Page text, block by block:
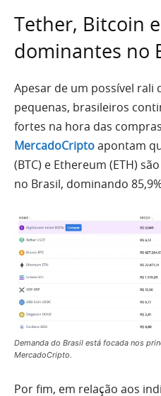
Tether, Bitcoin
dominantes no
Apesar de um possível rali
pequenas, brasileiros
fortes na hora das
MercadoCriptoapontam
(BTC) e Ethereum (ETH)
no Brasil, dominando
Demanda do Brasil está focada nos
MercadoCripto.
Por fim, em relação aos